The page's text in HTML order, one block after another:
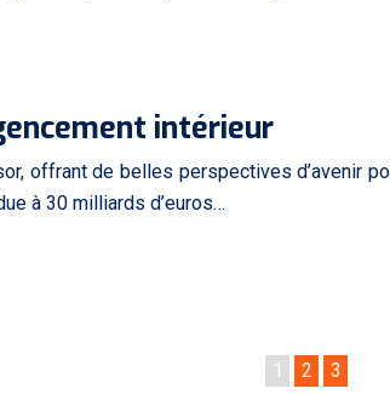
intérieur
offrant de belles perspectives d’avenir
à 30 milliards d’euros…
1 2 3